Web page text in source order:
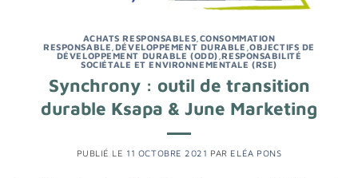
ACHATS RESPONSABLES CONSOMMATION
RESPONSABLE DÉVELOPPEMENT DURABLE ,OBJECTIFS DE
DÉVELOPPEMENT DURABLE (ODD) ,RESPONSABILITÉ
SOCIÉTALE ET ENVIRONNEMENTALE (RSE)
Synchrony : outil de transition
durable Ksapa & June Marketing
PUBLIÉ LE 11 OCTOBRE 2021 PAR ELÉA PONS